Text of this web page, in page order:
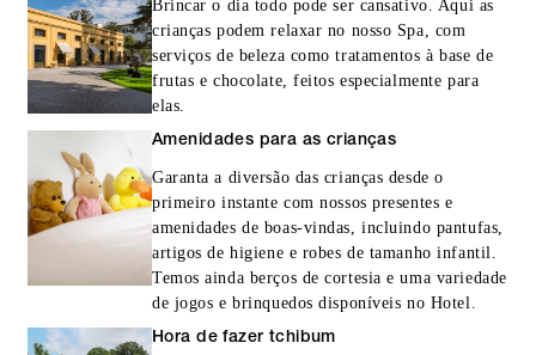
Para estadias em quartos: 100 EUR para
gastar por estadia
gastar por estadia
MAIS DETALHES
Brincar o dia todo pode ser cansativo. Aqui as
crianças podem relaxar no nosso Spa, com
serviços de beleza como tratamentos à base de
frutas e chocolate, feitos especialmente para
elas.
Amenidades para as crianças
Garanta a diversão das crianças desde o
primeiro instante com nossos presentes e
amenidades de boas-vindas, incluindo pantufas,
artigos de higiene e robes de tamanho infantil.
Temos ainda berços de cortesia e uma variedade
de jogos e brinquedos disponíveis no Hotel.
Hora de fazer tchibum